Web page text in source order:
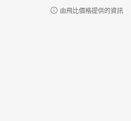
由飛比價格提供的資訊